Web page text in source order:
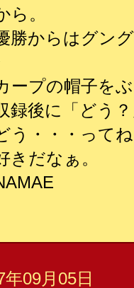
ら。
勝からはグン
ープの帽子を
録後に「どう
う・・・って
きだなぁ。
年09月05日